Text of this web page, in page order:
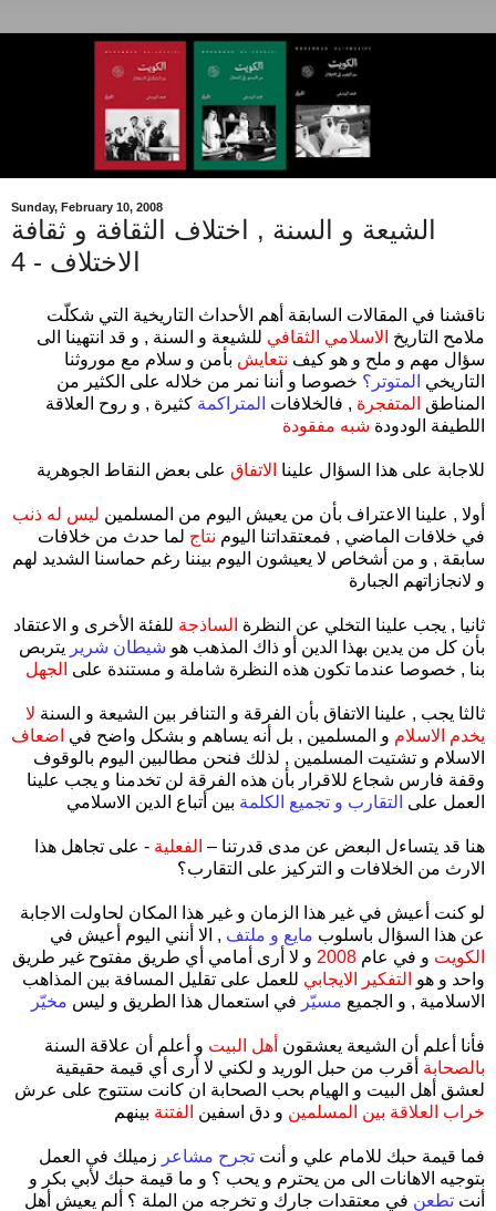
Sunday, February 10, 2008
الشيعة و السنة , اختلاف الثقافة و ثقافة
الاختلاف - 4
ناقشنا في المقالات السابقة أهم الأحداث التاريخية التي شكلّت
ملامح التاريخ الاسلامي الثقافي للشيعة و السنة , و قد انتهينا الى
سؤال مهم و ملح و هو كيف نتعايش بأمن و سلام مع موروثنا
التاريخي المتوتر؟ خصوصا و أننا نمر من خلاله على الكثير من
المناطق المتفجرة , فالخلافات المتراكمة كثيرة , و روح العلاقة
اللطيفة الودودة شبه مفقودة
للاجابة على هذا السؤال علينا الاتفاق على بعض النقاط الجوهرية
أولا , علينا الاعتراف بأن من يعيش اليوم من المسلمين ليس له ذنب
في خلافات الماضي , فمعتقداتنا اليوم نتاج لما حدث من خلافات
سابقة , و من أشخاص لا يعيشون اليوم بيننا رغم حماسنا الشديد لهم
و لانجازاتهم الجبارة
ثانيا , يجب علينا التخلي عن النظرة الساذجة للفئة الأخرى و الاعتقاد
بأن كل من يدين بهذا الدين أو ذاك المذهب هو شيطان شرير يتربص
بنا , خصوصا عندما تكون هذه النظرة شاملة و مستندة على الجهل
ثالثا يجب , علينا الاتفاق بأن الفرقة و التنافر بين الشيعة و السنة لا
يخدم الاسلام و المسلمين , بل أنه يساهم و بشكل واضح في اضعاف
الاسلام و تشتيت المسلمين , لذلك فنحن مطالبين اليوم بالوقوف
وقفة فارس شجاع للاقرار بأن هذه الفرقة لن تخدمنا و يجب علينا
العمل على التقارب و تجميع الكلمة بين أتباع الدين الاسلامي
هنا قد يتساءل البعض عن مدى قدرتنا – الفعلية - على تجاهل هذا
الارث من الخلافات و التركيز على التقارب؟
لو كنت أعيش في غير هذا الزمان و غير هذا المكان لحاولت الاجابة
عن هذا السؤال باسلوب مايع و ملتف , الا أنني اليوم أعيش في
الكويت و في عام 2008 و لا أرى أمامي أي طريق مفتوح غير طريق
واحد و هو التفكير الايجابي للعمل على تقليل المسافة بين المذاهب
الاسلامية , و الجميع مسيّر في استعمال هذا الطريق و ليس مخيّر
فأنا أعلم أن الشيعة يعشقون أهل البيت و أعلم أن علاقة السنة
بالصحابة أقرب من حبل الوريد و لكني لا أرى أي قيمة حقيقية
لعشق أهل البيت و الهيام بحب الصحابة ان كانت ستتوج على عرش
خراب العلاقة بين المسلمين و دق اسفين الفتنة بينهم
فما قيمة حبك للامام علي و أنت تجرح مشاعر زميلك في العمل
بتوجيه الاهانات الى من يحترم و يحب ؟ و ما قيمة حبك لأبي بكر و
أنت تطعن في معتقدات جارك و تخرجه من الملة ؟ ألم يعيش أهل